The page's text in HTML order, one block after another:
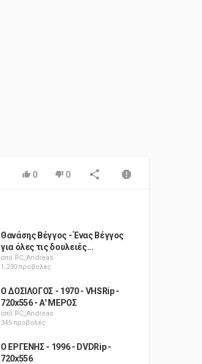
0 0
Θανάσης Βέγγος - Ένας Βέγγος
για όλες τις δουλειές...
από RC_Andreas
1,230 προβολές
Ο ΔΟΣΙΛΟΓΟΣ - 1970 - VHSRip -
720x556 - Α' ΜΕΡΟΣ
από RC_Andreas
345 προβολές
Ο ΕΡΓΕΝΗΣ - 1996 - DVDRip -
720x556